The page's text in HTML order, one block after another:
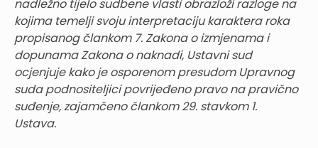
nadležno tijelo sudbene vlasti obrazloži razloge na
kojima temelji svoju interpretaciju karaktera roka
propisanog člankom 7. Zakona o izmjenama i
dopunama Zakona o naknadi, Ustavni sud
ocjenjuje kako je osporenom presudom Upravnog
suda podnositeljici povrijeđeno pravo na pravično
suđenje, zajamčeno člankom 29. stavkom 1.
Ustava.